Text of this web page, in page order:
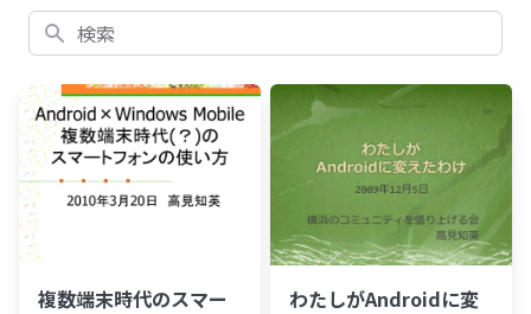
検索
複数端末時代のスマー
わたしがAndroidに変